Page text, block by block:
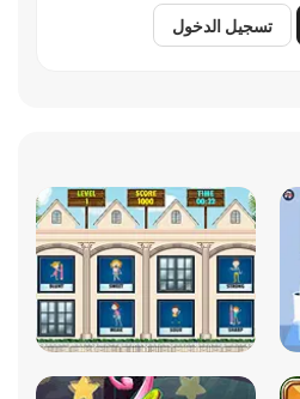
تسجيل الدخول